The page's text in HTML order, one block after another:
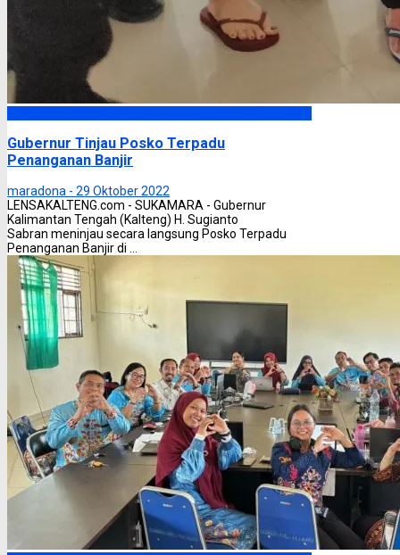
Gubernur Tinjau Posko Terpadu
Penanganan Banjir
maradona - 29 Oktober 2022
LENSAKALTENG.com - SUKAMARA - Gubernur
Kalimantan Tengah (Kalteng) H. Sugianto
Sabran meninjau secara langsung Posko Terpadu
Penanganan Banjir di ...